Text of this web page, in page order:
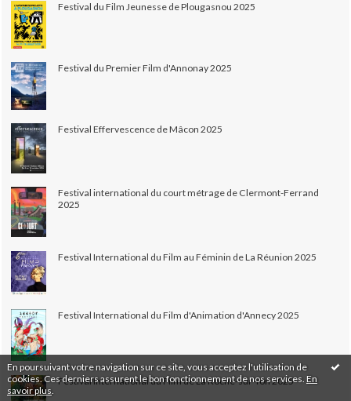
En poursuivant votre navigation sur ce site, vous acceptez l'utilisation de
cookies. Ces derniers assurent le bon fonctionnement de nos services. En
savoir plus
Festival du Film Jeunesse de Plougasnou 2025
Festival du Premier Film d'Annonay 2025
Festival Effervescence de Mâcon 2025
Festival international du court métrage de Clermont-Ferrand
2025
Festival International du Film au Féminin de La Réunion 2025
Festival International du Film d'Animation d'Annecy 2025
Festival International du Film de La Roche-sur-Yon 2025